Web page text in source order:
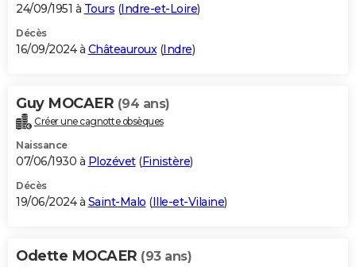
24/09/1951 à Tours (Indre-et-Loire)
Décès
16/09/2024 à Châteauroux (Indre)
Guy MOCAER (94 ans)
Créer une cagnotte obsèques
Naissance
07/06/1930 à Plozévet(Finistère)
Décès
19/06/2024 à Saint-Malo (Ille-et-Vilaine)
Odette MOCAER (93 ans)